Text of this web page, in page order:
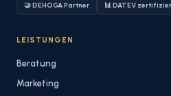
🤝 DEHOGA Partner 📊 DATEV
LEISTUNGEN
Beratung
Marketing